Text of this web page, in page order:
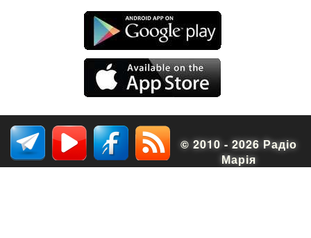
© 2010 - 2026 Радіо
Марія